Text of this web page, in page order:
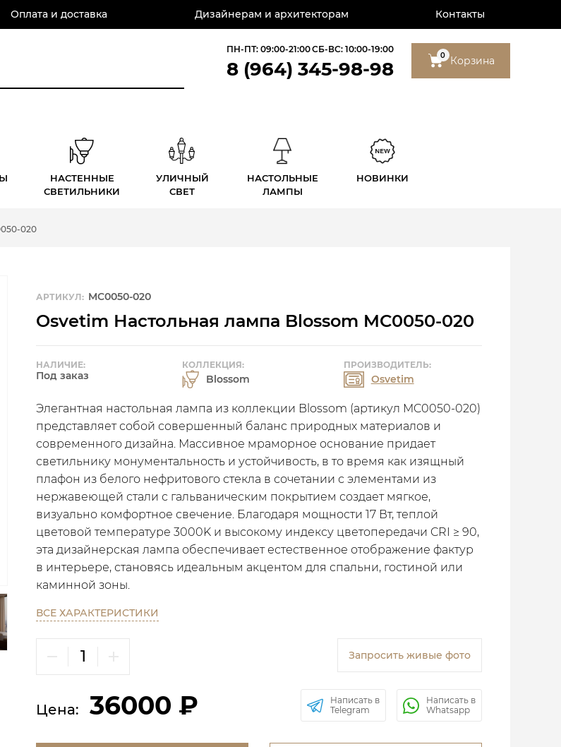
Оплата и доставка Дизайнерам и архитекторам Контакты
ПН-ПТ: 09:00-21:00СБ-ВС: 10:00-19:00
8 (964) 345-98-98
0 Корзина
НАСТЕННЫЕ
СВЕТИЛЬНИКИ
УЛИЧНЫЙ
СВЕТ
НАСТОЛЬНЫЕ
ЛАМПЫ
НОВИНКИ
020
АРТИКУЛ: MC0050-020
Osvetim Настольная лампа Blossom MC0050-020
НАЛИЧИЕ:
Под заказ
КОЛЛЕКЦИЯ:
Blossom
ПРОИЗВОДИТЕЛЬ:
Osvetim
Элегантная настольная лампа из коллекции Blossom (артикул MC0050-020)
представляет собой совершенный баланс природных материалов и
современного дизайна. Массивное мраморное основание придает
светильнику монументальность и устойчивость, в то время как изящный
плафон из белого нефритового стекла в сочетании с элементами из
нержавеющей стали с гальваническим покрытием создает мягкое,
визуально комфортное свечение. Благодаря мощности 17 Вт, теплой
цветовой температуре 3000K и высокому индексу цветопередачи CRI ≥ 90,
эта дизайнерская лампа обеспечивает естественное отображение фактур
в интерьере, становясь идеальным акцентом для спальни, гостиной или
каминной зоны.
ВСЕ ХАРАКТЕРИСТИКИ
Запросить живые фото
Цена: 36000 ₽
Написать в
Telegram
Написать в
Whatsapp